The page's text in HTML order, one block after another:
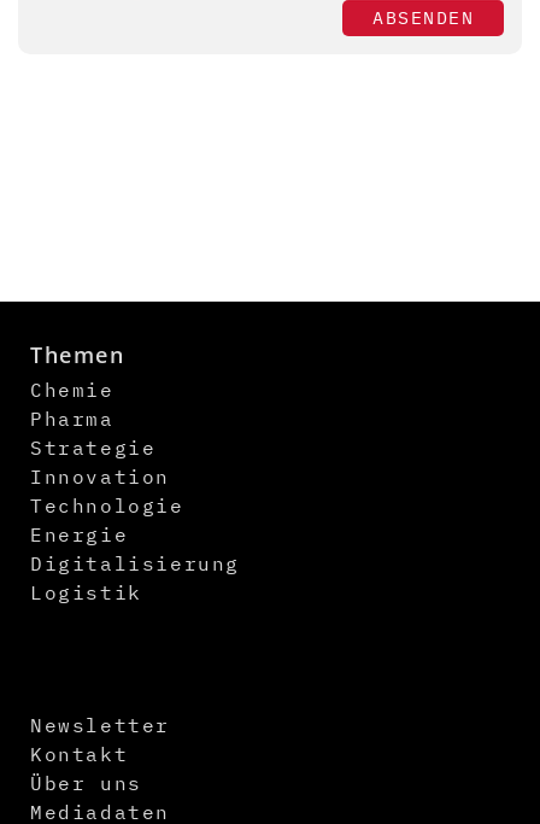
ABSENDEN
Themen
Chemie
Pharma
Strategie
Innovation
Technologie
Energie
Digitalisierung
Logistik
Newsletter
Kontakt
Über uns
Mediadaten